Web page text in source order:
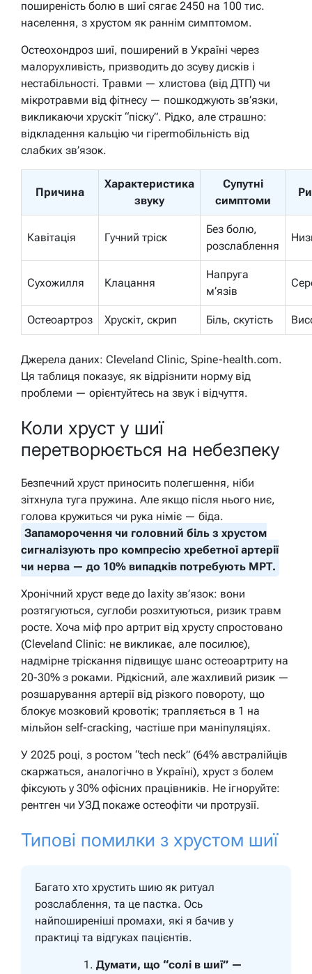
поширеність болю в шиї сягає 2450 на 100 тис.
населення, з хрустом як раннім симптомом.
Остеохондроз шиї, поширений в Україні через
малорухливість, призводить до зсуву дисків і
нестабільності. Травми — хлистова (від ДТП) чи
мікротравми від фітнесу — пошкоджують зв’язки,
викликаючи хрускіт “піску”. Рідко, але страшно:
відкладення кальцію чи гіpermобільність від
слабких зв’язок.
Причина
Характеристика
звуку
Супутні
симптоми
Кавітація Гучний тріск
Без болю,
розслаблення
Сухожилля Клацання
Напруга
м’язів
Остеоартроз Хрускіт, скрип Біль, скутість
Джерела даних: Cleveland Clinic, Spine-health.com.
Ця таблиця показує, як відрізнити норму від
проблеми — орієнтуйтесь на звук і відчуття.
Коли хруст у шиї
перетворюється на небезпеку
Безпечний хруст приносить полегшення, ніби
зітхнула туга пружина. Але якщо після нього ниє,
голова кружиться чи рука німіє — біда.
Запаморочення чи головний біль з хрустом
сигналізують про компресію хребетної артерії
чи нерва — до 10% випадків потребують МРТ.
Хронічний хруст веде до laxity зв’язок: вони
розтягуються, суглоби розхитуються, ризик травм
росте. Хоча міф про артрит від хрусту спростовано
(Cleveland Clinic: не викликає, але посилює),
надмірне тріскання підвищує шанс остеоартриту на
20-30% з роками. Рідкісний, але жахливий ризик —
розшарування артерії від різкого повороту, що
блокує мозковий кровотік; трапляється в 1 на
мільйон self-cracking, частіше при маніпуляціях.
У 2025 році, з ростом “tech neck” (64% австралійців
скаржаться, аналогічно в Україні), хруст з болем
фіксують у 30% офісних працівників. Не ігноруйте:
рентген чи УЗД покаже остеофіти чи протрузії.
Типові помилки з хрустом шиї
Багато хто хрустить шию як ритуал
розслаблення, та це пастка. Ось
найпоширеніші промахи, які я бачив у
практиці та відгуках пацієнтів.
Думати, що “солі в шиї” —